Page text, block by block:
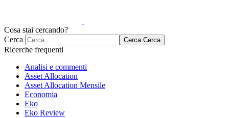
Cosa stai cercando?
Cerca
Cerca Cerca
Ricerche frequenti
Analisi e commenti
Asset Allocation
Asset Allocation Mensile
Economia
Eko
Eko Review